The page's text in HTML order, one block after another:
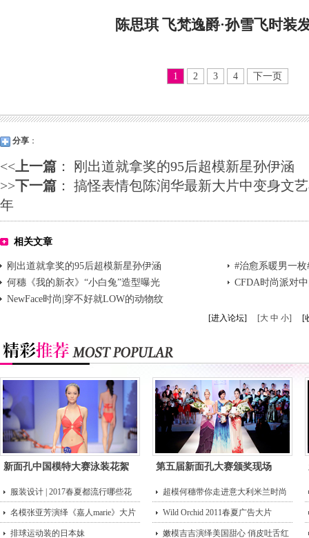
陈思琪 飞梵逸爵·孙雪飞时装
1 2 3 4 下一页
分享 ：
<<上一篇 ：
刚出道就拿奖的95后超模新星孙伊涵
>>下一篇 ： 搞怪表情包陈润华最新大片中变身文
年
相关文章
刚出道就拿奖的95后超模新星孙伊涵
#治愈系暖男一
何穗《我的新衣》“小白兔”造型曝光
CFDA时尚派对
NewFace时尚|穿不好就LOW的动物纹
[进入论坛] [大 中 小] [
新面孔中国模特大赛泳装花絮 第五届新面孔大赛颁奖现场
服装设计 | 2017春夏都流行哪些花
型？
超模何穗带你走进意大利米兰时尚
街头
名模张亚芳演绎《嘉人marie》大片 Wild Orchid 2011春夏广告大片
排球运动装的日本妹 嫩模吉吉演绎美国甜心 俏皮吐舌红